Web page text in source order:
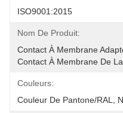
ISO9001:2015
Nom De Produit:
Contact À Membrane
Contact À Membrane De
Couleurs:
Couleur De Pantone/RAL,